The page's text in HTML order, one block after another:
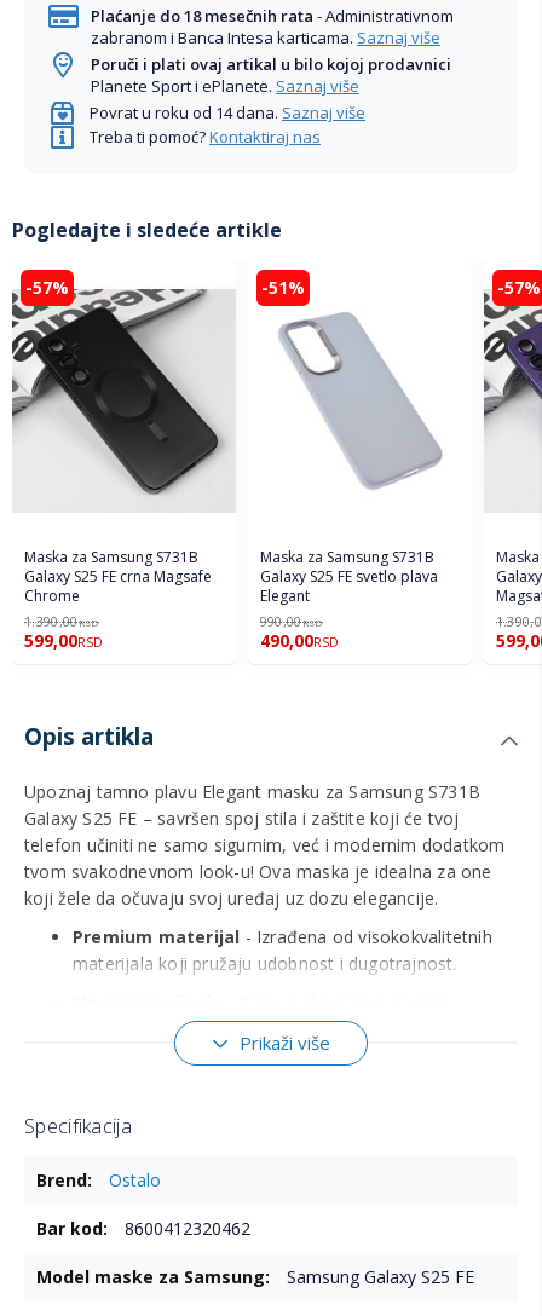
Plaćanje do 18 mesečnih rata - Administrativnom
zabranom i Banca Intesa karticama. Saznaj više
Poruči i plati ovaj artikal u bilo kojoj prodavnici
Planete Sport i ePlanete. Saznaj više
Povrat u roku od 14 dana. Saznaj više
Treba ti pomoć?Kontaktiraj nas
Pogledajte i sledeće artikle
-57%
Maska za Samsung S731B
Galaxy S25 FE crna Magsafe
Chrome
1.390,00RSD
599,00RSD
-51%
Maska za Samsung S731B
Galaxy S25 FE svetlo plava
Elegant
990,00RSD
490,00RSD
-57%
Opis artikla
Upoznaj tamno plavu Elegant masku za Samsung S731B
Galaxy S25 FE – savršen spoj stila i zaštite koji će tvoj
telefon učiniti ne samo sigurnim, već i modernim dodatkom
tvom svakodnevnom look-u! Ova maska je idealna za one
koji žele da očuvaju svoj uređaj uz dozu elegancije.
Premium materijal - Izrađena od visokokvalitetnih
materijala koji pružaju udobnost i dugotrajnost.
sofisticiran izgled tvom telefonu.
Precizna zaštita- Savršeno se uklapa, štiteći uređaj
Lak pristup
zadržavajući telefon laganim i praktičnim.
Kompatibilna isključivo sa Samsung S731B Galaxy S25
Prikaži više
Specifikacija
informacijaOstalo
8600412320462
Samsung Galaxy S25 FE